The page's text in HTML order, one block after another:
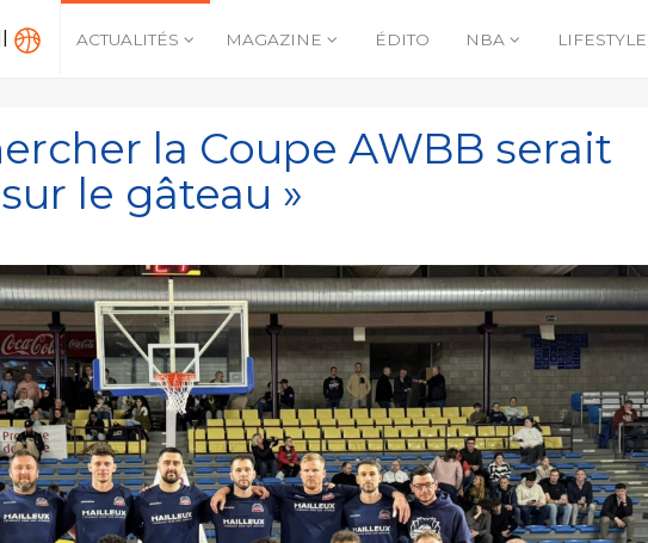
ACTUALITÉS MAGAZINE ÉDITO NBA LIFESTYLE
la Coupe AWBB serait
le gâteau »